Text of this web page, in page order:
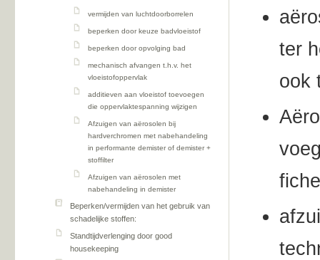
vermijden van luchtdoorborrelen
beperken door keuze badvloeistof
beperken door opvolging bad
mechanisch afvangen t.h.v. het
vloeistofoppervlak
additieven aan vloeistof toevoegen
die oppervlaktespanning wijzigen
Afzuigen van aërosolen bij
hardverchromen met nabehandeling
in performante demister of demister +
stoffilter
Afzuigen van aërosolen met
nabehandeling in demister
Beperken/vermijden van het gebruik van
schadelijke stoffen:
Standtijdverlenging door good
housekeeping
ter
ook